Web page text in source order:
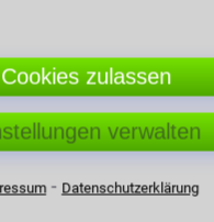
zu erhalten.
muss sie als unzulässig

und welche
Cookies zulassen
verwalten
⁃ Datenschutzerklärung